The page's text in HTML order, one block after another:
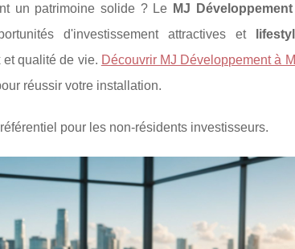
un patrimoine solide ? Le MJ
d'investissement attractives et
qualité de vie. Découvrir MJ Développement à
réussir votre installation.
pour les non-résidents investisseurs.